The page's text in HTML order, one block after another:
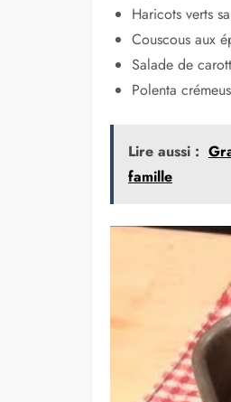
Haricots verts
Couscous aux
Salade de
Polenta
Lire aussi :
famille